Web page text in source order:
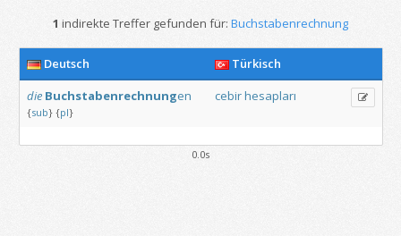
1 indirekte Treffer gefunden für: Buchstabenrechnung
Deutsch
Türkisch
die Buchstabenrechnungen
{sub} {pl}
cebirhesapları
0.0s